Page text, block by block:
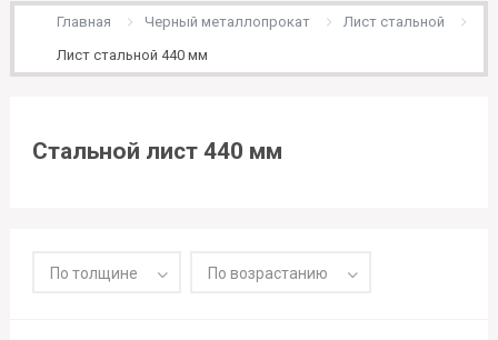
Главная Черный металлопрокат
Лист стальной
Лист стальной 440 мм
Стальной лист 440 мм
По толщине По возрастанию